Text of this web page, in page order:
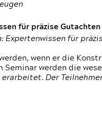
für präzise
Expertenwissen für
wenn er die
werden die
Der